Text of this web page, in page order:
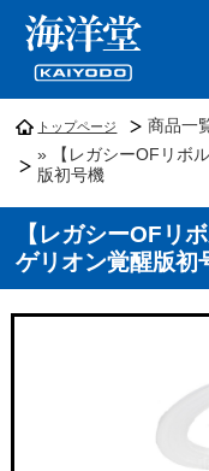
トップページ 商品一
» 【レガシーOFリボ
版初号機
【レガシーOFリ
ゲリオン覚醒版初